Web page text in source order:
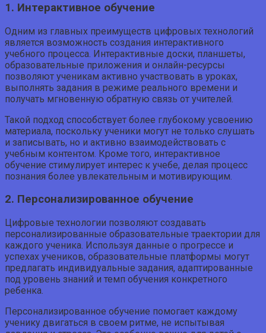
1. Интерактивное обучение
Одним из главных преимуществ цифровых технологий
является возможность создания интерактивного
учебного процесса. Интерактивные доски, планшеты,
образовательные приложения и онлайн-ресурсы
позволяют ученикам активно участвовать в уроках,
выполнять задания в режиме реального времени и
получать мгновенную обратную связь от учителей.
Такой подход способствует более глубокому усвоению
материала, поскольку ученики могут не только слушать
и записывать, но и активно взаимодействовать с
учебным контентом. Кроме того, интерактивное
обучение стимулирует интерес к учебе, делая процесс
познания более увлекательным и мотивирующим.
2. Персонализированное обучение
Цифровые технологии позволяют создавать
персонализированные образовательные траектории для
каждого ученика. Используя данные о прогрессе и
успехах учеников, образовательные платформы могут
предлагать индивидуальные задания, адаптированные
под уровень знаний и темп обучения конкретного
ребенка.
Персонализированное обучение помогает каждому
ученику двигаться в своем ритме, не испытывая